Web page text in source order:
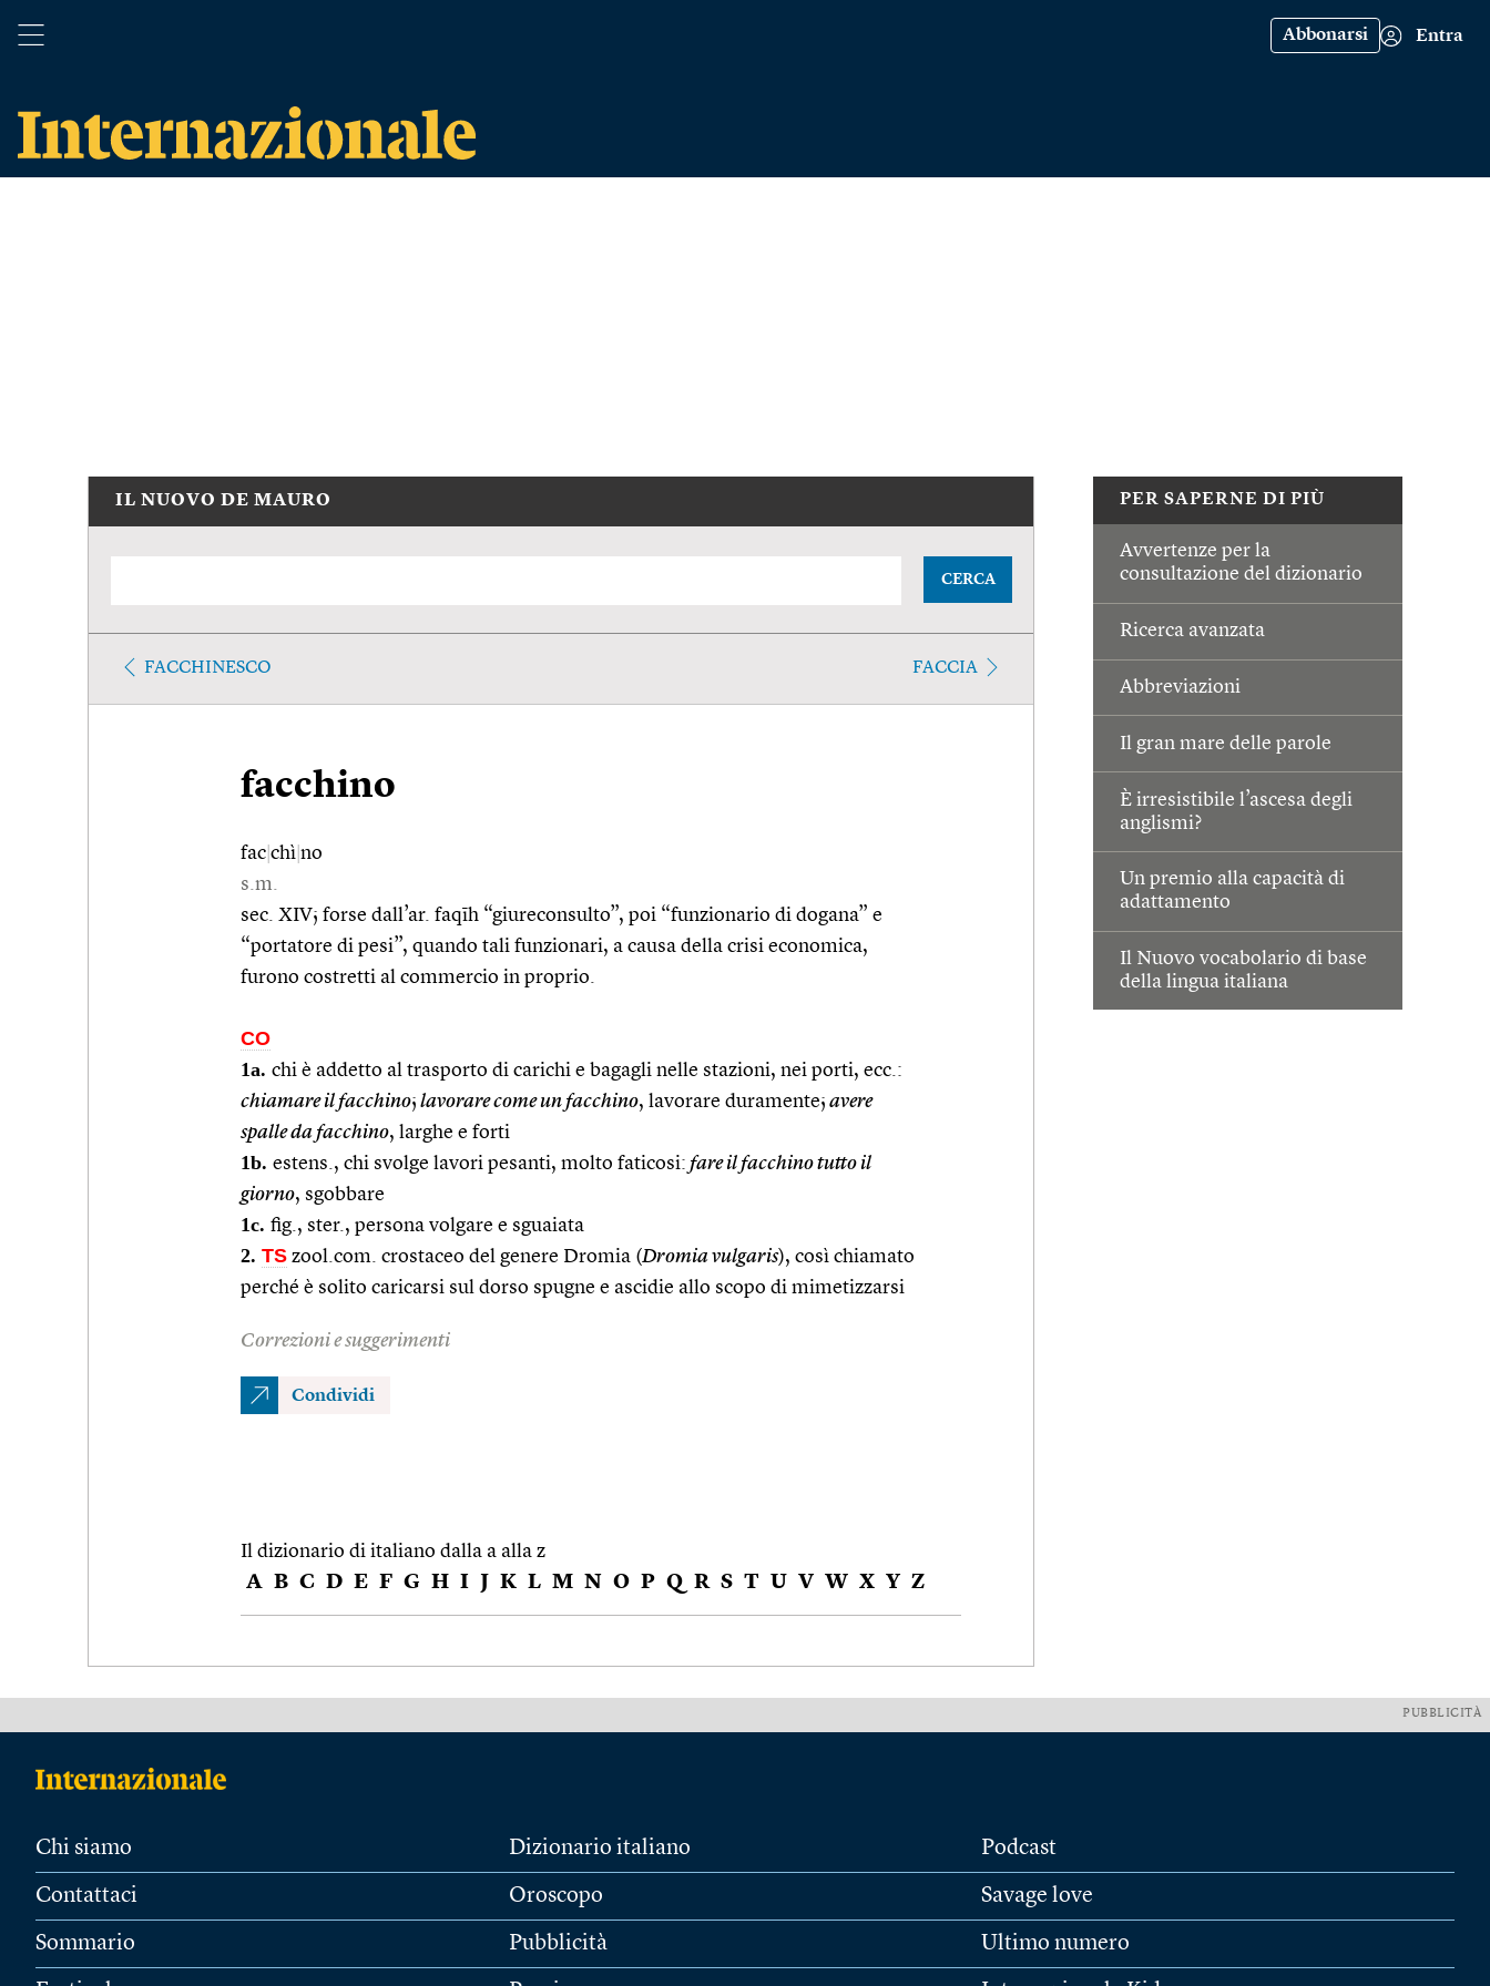
Abbonarsi Entra
PER SAPERNE DI PIÙ
Avvertenze per la
consultazione del dizionario
Ricerca avanzata
Abbreviazioni
Il gran mare delle parole
È irresistibile l’ascesa degli
anglismi?
Un premio alla capacità di
adattamento
Il Nuovo vocabolario di base
della lingua italiana
IL NUOVO DE MAURO
CERCA
FACCHINESCO FACCIA
facchino
fac chì no
s.m.
sec. XIV; forse dall’ar. faqīh “giureconsulto”, poi “funzionario di dogana” e
“portatore di pesi”, quando tali funzionari, a causa della crisi economica,
furono costretti al commercio in proprio.
CO
1a. chi è addetto al trasporto di carichi e bagagli nelle stazioni, nei porti, ecc.:
chiamare il facchino; lavorare come un facchino, lavorare duramente; avere
spalle da facchino, larghe e forti
1b. estens., chi svolge lavori pesanti, molto faticosi: fare il facchino tutto il
giorno, sgobbare
1c. fig., ster., persona volgare e sguaiata
2. TS zool.com. crostaceo del genere Dromia (Dromia vulgaris), così chiamato
perché è solito caricarsi sul dorso spugne e ascidie allo scopo di mimetizzarsi
Correzioni e suggerimenti
Condividi
Il dizionario di italiano dalla a alla z
A B C D E F G H I J K L M N O P Q R S T U V W X Y Z
PUBBLICITÀ
Chi siamo
Contattaci
Sommario
Dizionario italiano
Oroscopo
Pubblicità
Podcast
Savage love
Ultimo numero